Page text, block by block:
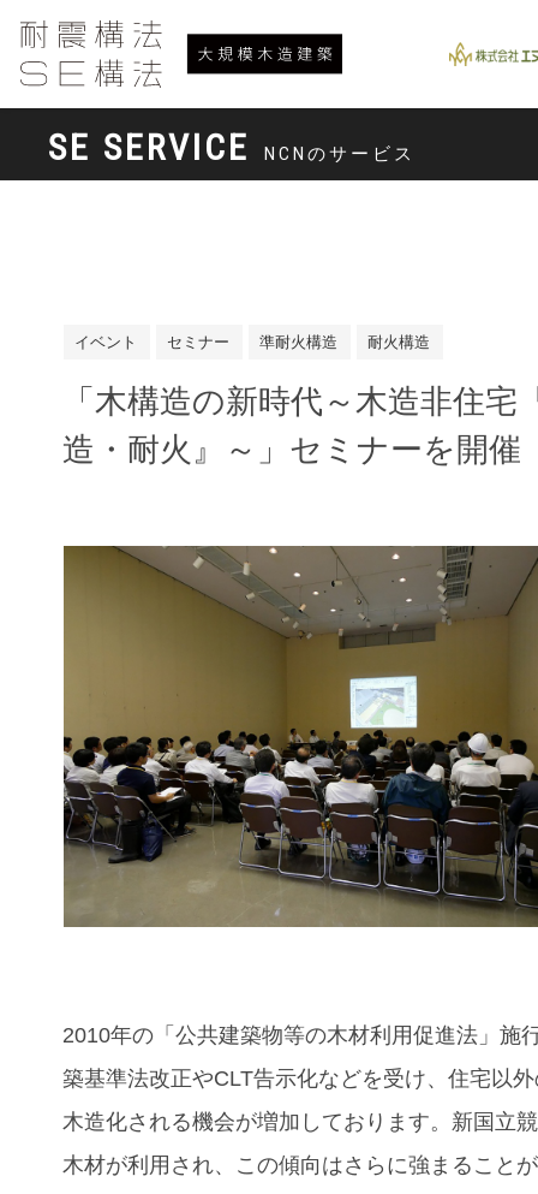
SE SERVICE NCNのサービス
イベント セミナー 準耐火構造 耐火構造
「木構造の新時代～木造非住宅
造・耐火』～」セミナーを開催
2010年の「公共建築物等の木材利用促進法」施
築基準法改正やCLT告示化などを受け、住宅以
木造化される機会が増加しております。新国立
木材が利用され、この傾向はさらに強まること